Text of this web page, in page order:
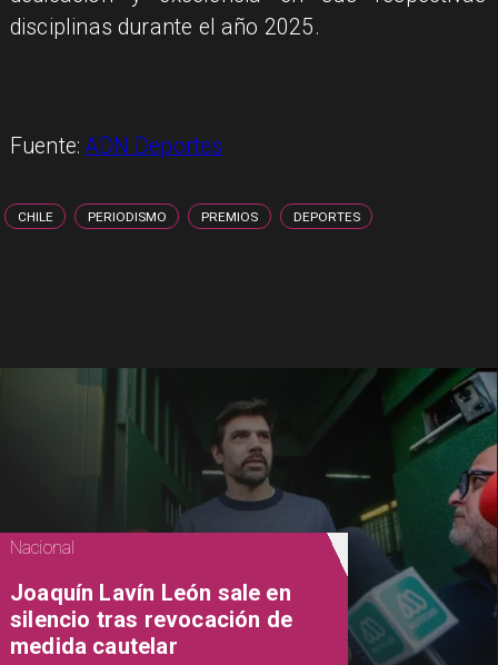
disciplinas durante el año 2025.
Fuente:ADN Deportes
CHILE PERIODISMO PREMIOS DEPORTES
Nacional
Joaquín Lavín León sale en
silencio tras revocación de
medida cautelar